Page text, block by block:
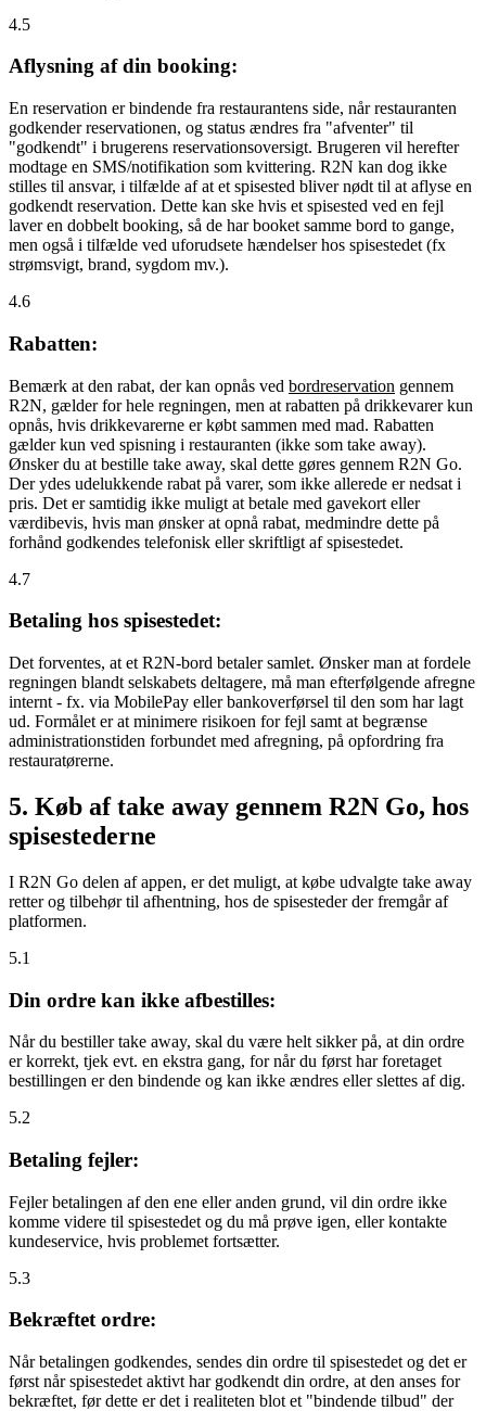
4.5
Aflysning af din booking:
En reservation er bindende fra restaurantens side, når restauranten
godkender reservationen, og status ændres fra "afventer" til
"godkendt" i brugerens reservationsoversigt. Brugeren vil herefter
modtage en SMS/notifikation som kvittering. R2N kan dog ikke
stilles til ansvar, i tilfælde af at et spisested bliver nødt til at aflyse en
godkendt reservation. Dette kan ske hvis et spisested ved en fejl
laver en dobbelt booking, så de har booket samme bord to gange,
men også i tilfælde ved uforudsete hændelser hos spisestedet (fx
strømsvigt, brand, sygdom mv.).
4.6
Rabatten:
Bemærk at den rabat, der kan opnås ved bordreservation gennem
R2N, gælder for hele regningen, men at rabatten på drikkevarer kun
opnås, hvis drikkevarerne er købt sammen med mad. Rabatten
gælder kun ved spisning i restauranten (ikke som take away).
Ønsker du at bestille take away, skal dette gøres gennem R2N Go.
Der ydes udelukkende rabat på varer, som ikke allerede er nedsat i
pris. Det er samtidig ikke muligt at betale med gavekort eller
værdibevis, hvis man ønsker at opnå rabat, medmindre dette på
forhånd godkendes telefonisk eller skriftligt af spisestedet.
4.7
Betaling hos spisestedet:
Det forventes, at et R2N-bord betaler samlet. Ønsker man at fordele
regningen blandt selskabets deltagere, må man efterfølgende afregne
internt - fx. via MobilePay eller bankoverførsel til den som har lagt
ud. Formålet er at minimere risikoen for fejl samt at begrænse
administrationstiden forbundet med afregning, på opfordring fra
restauratørerne.
5. Køb af take away gennem R2N Go, hos
spisestederne
I R2N Go delen af appen, er det muligt, at købe udvalgte take away
retter og tilbehør til afhentning, hos de spisesteder der fremgår af
platformen.
5.1
Din ordre kan ikke afbestilles:
Når du bestiller take away, skal du være helt sikker på, at din ordre
er korrekt, tjek evt. en ekstra gang, for når du først har foretaget
bestillingen er den bindende og kan ikke ændres eller slettes af dig.
5.2
Betaling fejler:
Fejler betalingen af den ene eller anden grund, vil din ordre ikke
komme videre til spisestedet og du må prøve igen, eller kontakte
kundeservice, hvis problemet fortsætter.
5.3
Bekræftet ordre:
Når betalingen godkendes, sendes din ordre til spisestedet og det er
først når spisestedet aktivt har godkendt din ordre, at den anses for
bekræftet, før dette er det i realiteten blot et "bindende tilbud" der